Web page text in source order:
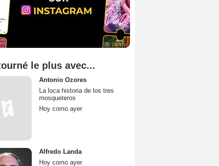
le plus avec...
Antonio Ozores
La loca historia de los tres
mosqueteros
Hoy como ayer
Alfredo Landa
Hoy como ayer